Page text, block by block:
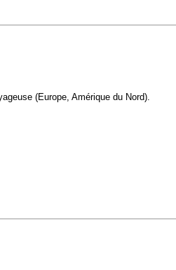
(Europe, Amérique du Nord).